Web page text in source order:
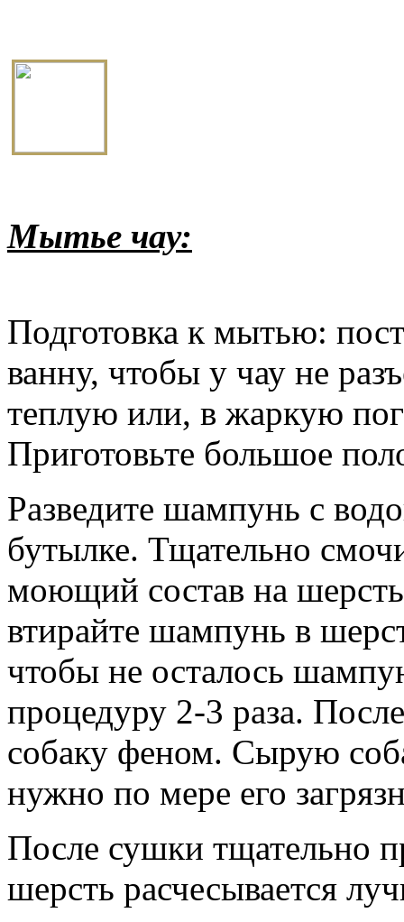
Мытье чау:
Подготовка к мытью:
ванну, чтобы у чау не
теплую или, в жаркую
Приготовьте большое
Разведите шампунь с
бутылке. Тщательно
моющий состав на
втирайте шампунь в
чтобы не осталось
процедуру 2-3 раза.
собаку феном. Сырую
нужно по мере его
После сушки тщательно
шерсть расчесывается